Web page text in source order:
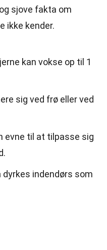
sjove fakta om
ikke kender.
kan vokse op til 1
sig ved frø eller ved
evne til at tilpasse sig
indendørs som